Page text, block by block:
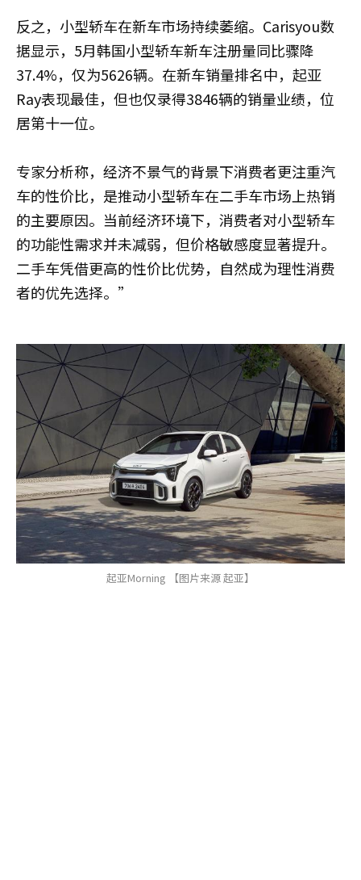
反之，小型轿车在新车市场持续萎缩。Carisyou数
据显示，5月韩国小型轿车新车注册量同比骤降
37.4%，仅为5626辆。在新车销量排名中，起亚
Ray表现最佳，但也仅录得3846辆的销量业绩，位
居第十一位。
专家分析称，经济不景气的背景下消费者更注重汽
车的性价比，是推动小型轿车在二手车市场上热销
的主要原因。当前经济环境下，消费者对小型轿车
的功能性需求并未减弱，但价格敏感度显著提升。
二手车凭借更高的性价比优势，自然成为理性消费
者的优先选择。”
起亚Morning 【图片来源 起亚】